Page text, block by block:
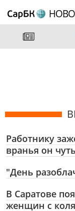
Работнику
вранья он
"День
В Саратове
женщин с